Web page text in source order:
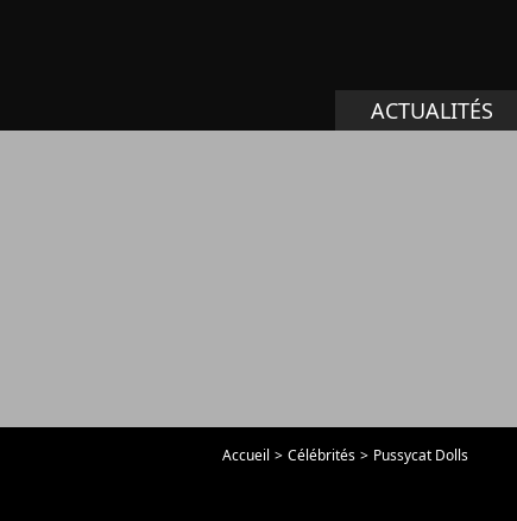
ACTUALITÉS
Accueil Célébrités Pussycat Dolls